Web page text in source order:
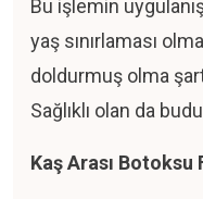
Bu işlemin
yaş sınırlaması
doldurmuş olma
Sağlıklı olan da
Kaş Arası